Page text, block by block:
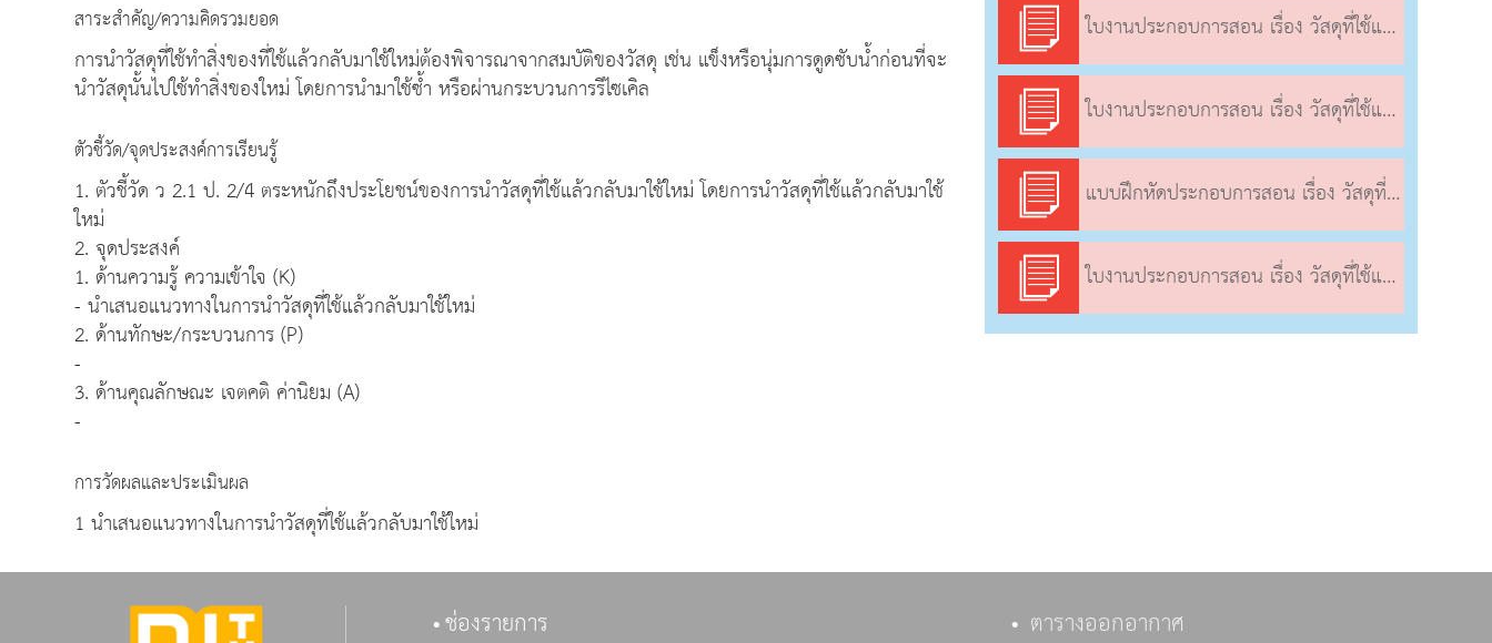
สาระสำคัญ/ความคิดรวมยอด
การนำวัสดุที่ใช้ทำสิ่งของที่ใช้แล้วกลับมาใช้ใหม่ต้องพิจารณาจากสมบัติของวัสดุ เช่น แข็งหรือนุ่มการดูดซับน้ำก่อนที่จะ
นำวัสดุนั้นไปใช้ทำสิ่งของใหม่ โดยการนำมาใช้ซ้ำ หรือผ่านกระบวนการรีไซเคิล
ตัวชี้วัด/จุดประสงค์การเรียนรู้
1. ตัวชี้วัด ว 2.1 ป. 2/4 ตระหนักถึงประโยชน์ของการนำวัสดุที่ใช้แล้วกลับมาใช้ใหม่ โดยการนำวัสดุที่ใช้แล้วกลับมาใช้
ใหม่
2. จุดประสงค์
1. ด้านความรู้ ความเข้าใจ (K)
- นำเสนอแนวทางในการนำวัสดุที่ใช้แล้วกลับมาใช้ใหม่
2. ด้านทักษะ/กระบวนการ (P)
-
3. ด้านคุณลักษณะ เจตคติ ค่านิยม (A)
-
การวัดผลและประเมินผล
1 นำเสนอแนวทางในการนำวัสดุที่ใช้แล้วกลับมาใช้ใหม่
ใบงานประกอบการสอน เรื่อง วัสดุที่ใช้แล้วนำกลับมาใช้ใหม่ได้อย่างไร (3)
ใบงานประกอบการสอน เรื่อง วัสดุที่ใช้แล้วนำกลับมาใช้ใหม่ได้อย่างไร (3)
แบบฝึกหัดประกอบการสอน เรื่อง วัสดุที่ใช้แล้วนำกลับมาใช้ใหม่ได้อย่างไร (3)
ใบงานประกอบการสอน เรื่อง วัสดุที่ใช้แล้วนำกลับมาใช้ใหม่ได้อย่างไร (3)
ช่องรายการ ตารางออกอากาศ